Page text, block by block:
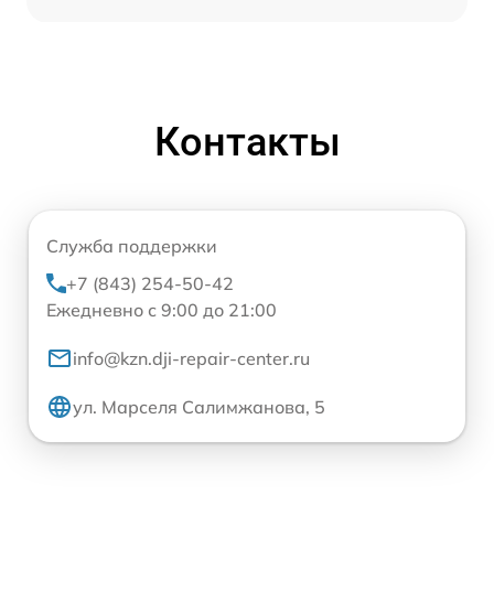
Контакты
Служба поддержки
+7 (843) 254-50-42
Ежедневно с 9:00 до 21:00
info@kzn.dji-repair-center.ru
ул. Марселя Салимжанова, 5